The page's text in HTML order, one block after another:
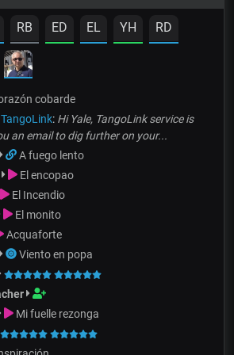
RB ED EL YH RD
cobarde
TangoLink: Hi Yale, TangoLink service is
an email to dig further on your...
A fuego lento
El encopao
El Incendio
El monito
Acquaforte
Viento en popa
Mi fuelle rezonga